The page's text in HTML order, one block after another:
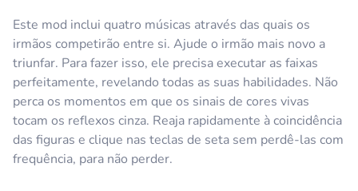
Este mod inclui quatro músicas através das quais os
irmãos competirão entre si. Ajude o irmão mais novo a
triunfar. Para fazer isso, ele precisa executar as faixas
perfeitamente, revelando todas as suas habilidades. Não
perca os momentos em que os sinais de cores vivas
tocam os reflexos cinza. Reaja rapidamente à coincidência
das figuras e clique nas teclas de seta sem perdê-las com
frequência, para não perder.